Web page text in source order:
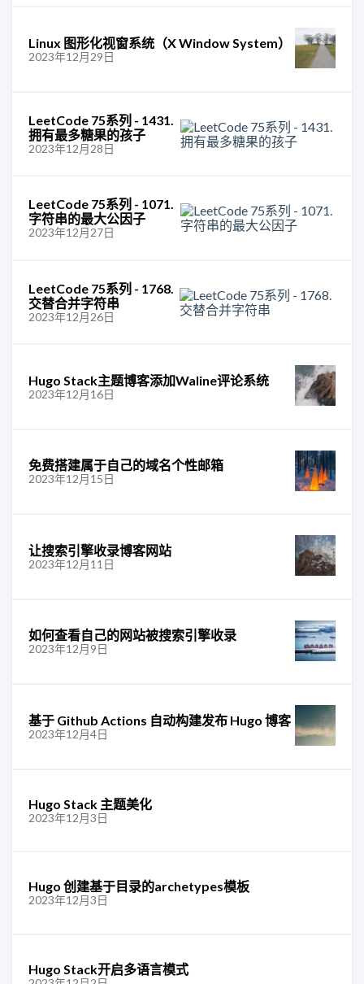
Linux 图形化视窗系统（X Window System）
2023年12月29日
LeetCode 75系列 - 1431.
拥有最多糖果的孩子
2023年12月28日
LeetCode 75系列 - 1071.
字符串的最大公因子
2023年12月27日
LeetCode 75系列 - 1768.
交替合并字符串
2023年12月26日
Hugo Stack主题博客添加Waline评论系统
2023年12月16日
免费搭建属于自己的域名个性邮箱
2023年12月15日
让搜索引擎收录博客网站
2023年12月11日
如何查看自己的网站被搜索引擎收录
2023年12月9日
基于 Github Actions 自动构建发布 Hugo 博客
2023年12月4日
Hugo Stack 主题美化
2023年12月3日
Hugo 创建基于目录的archetypes模板
2023年12月3日
Hugo Stack开启多语言模式